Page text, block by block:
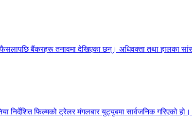
बैंकरहरू तनावमा देखिएका छन्। अधिवक्ता तथा हालका
फिल्मको ट्रेलर मंगलबार युट्युबमा सार्वजनिक गरिएको